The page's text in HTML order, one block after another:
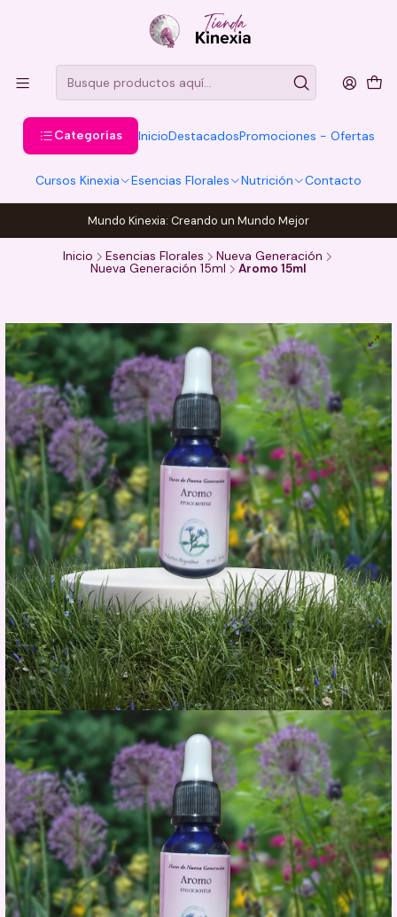
Categorías InicioDestacadosPromociones - Ofertas
Cursos Kinexia Esencias Florales Nutrición Contacto
Mundo Kinexia: Creando un Mundo Mejor
Inicio Esencias Florales
Nueva Generación
Nueva Generación 15ml
Aromo 15ml